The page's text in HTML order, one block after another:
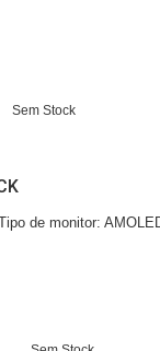
Sem Stock
de monitor: